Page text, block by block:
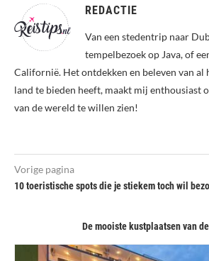
REDACTIE
Van een stedentrip naar
tempelbezoek op Java, of
Californië. Het ontdekken en beleven van al
land te bieden heeft, maakt mij enthousiast
van de wereld te willen zien!
Vorige pagina
10 toeristische spots die je stiekem toch wil
De mooiste kustplaatsen van